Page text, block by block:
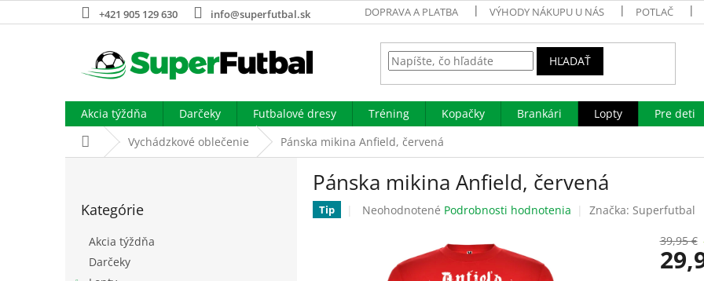
na
+421 905 129 630 info@superfutbal.sk DOPRAVA A PLATBA VÝHODY NÁKUPU U NÁS POTLAČ
HĽADAŤ
Akcia týždňa Darčeky Futbalové dresy Tréning Kopačky Brankári Lopty Pre deti
DomovVychádzkové oblečenie Pánska mikina Anfield, červená
kategórie
Kategórie
Akcia týždňa
Darčeky
Pánska mikina Anfield, červená
Tip
Priemerné
Neohodnotené Podrobnosti hodnotenia Značka: Superfutbal
39,95 €